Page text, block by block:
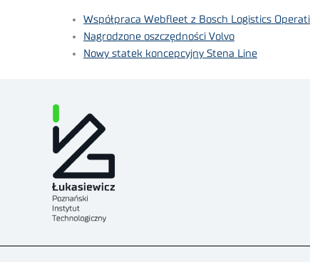
Współpraca Webfleet z Bosch Logistics
Nagrodzone oszczędności Volvo
Nowy statek koncepcyjny Stena Line